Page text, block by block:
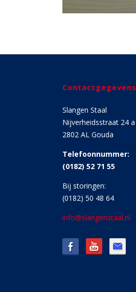
Contactgegevens
Slangen Staal
Nijverheidsstraat 24 a
2802 AL Gouda
Telefoonnummer:
(0182) 52 71 55
Bij storingen:
(0182) 50 48 64
info@slangenstaal.nl